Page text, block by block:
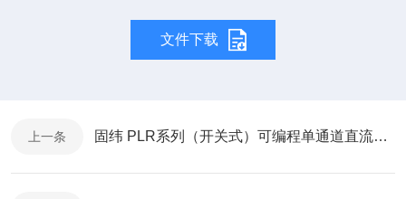
文件下载
上一条 固纬 PLR系列（开关式）可编程单通道直流电源-使用说明